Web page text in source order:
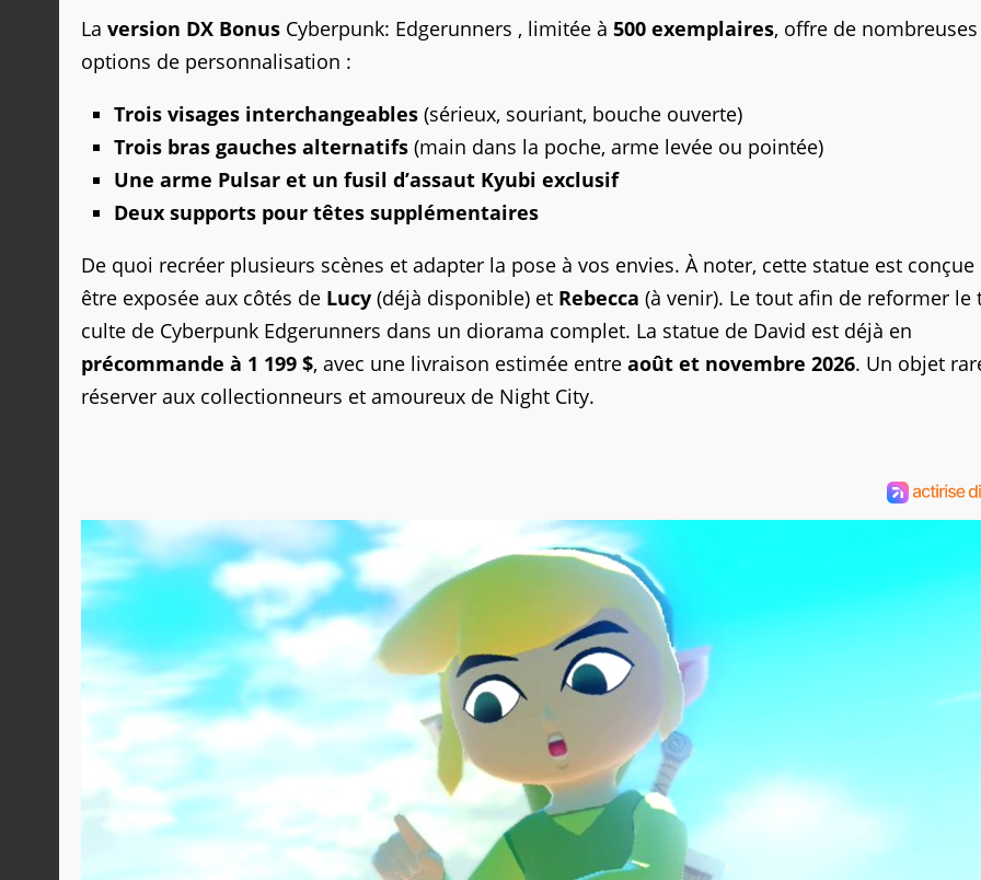
La version DX Bonus Cyberpunk: Edgerunners , limitée à 500 exemplaires, offre de nombreuses
options de personnalisation :
Trois visages interchangeables (sérieux, souriant, bouche ouverte)
Trois bras gauches alternatifs (main dans la poche, arme levée ou pointée)
Une arme Pulsar et un fusil d’assaut Kyubi exclusif
Deux supports pour têtes supplémentaires
De quoi recréer plusieurs scènes et adapter la pose à vos envies. À noter, cette statue est
être exposée aux côtés de Lucy (déjà disponible) et Rebecca (à venir). Le tout afin de reformer le
culte de Cyberpunk Edgerunners dans un diorama complet. La statue de David est déjà en
précommande à 1 199 $, avec une livraison estimée entre août et novembre 2026. Un objet
réserver aux collectionneurs et amoureux de Night City.